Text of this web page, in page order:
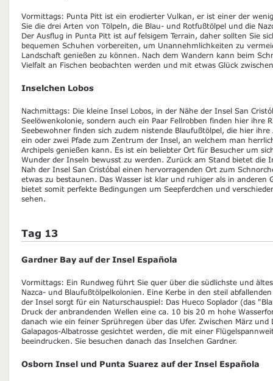
Vormittags: Punta Pitt ist ein erodierter Vulkan, er ist einer der
Sie die drei Arten von Tölpeln, die Blau- und Rotfußtölpel und die
Der Ausflug in Punta Pitt ist auf felsigem Terrain, daher sollten Sie
bequemen Schuhen vorbereiten, um Unannehmlichkeiten zu
Landschaft genießen zu können. Nach dem Wandern kann beim
Vielfalt an Fischen beobachten werden und mit etwas Glück
Inselchen Lobos
Nachmittags: Die kleine Insel Lobos, in der Nähe der Insel San
Seelöwenkolonie, sondern auch ein Paar Fellrobben finden hier ihre
Seebewohner finden sich zudem nistende Blaufußtölpel, die hier
ein oder zwei Pfade zum Zentrum der Insel, an welchem man
Archipels genießen kann. Es ist ein beliebter Ort für Besucher um
Wunder der Inseln bewusst zu werden. Zurück am Stand bietet die
Nah der Insel San Cristóbal einen hervorragenden Ort zum
etwas zu bestaunen. Das Wasser ist klar und ruhiger als in anderen
bietet somit perfekte Bedingungen um Seepferdchen und
sehen.
Tag 13
Gardner Bay auf der Insel Española
Vormittags: Ein Rundweg führt Sie quer über die südlichste und
Nazca- und Blaufußtölpelkolonien. Eine Kerbe in den steil
der Insel sorgt für ein Naturschauspiel: Das Hueco Soplador (das
Druck der anbrandenden Wellen eine ca. 10 bis 20 m hohe
danach wie ein feiner Sprühregen über das Ufer. Zwischen März und
Galapagos-Albatrosse gesichtet werden, die mit einer
beeindrucken. Sie besuchen danach das Inselchen Gardner.
Osborn Insel und Punta Suarez auf der Insel Española